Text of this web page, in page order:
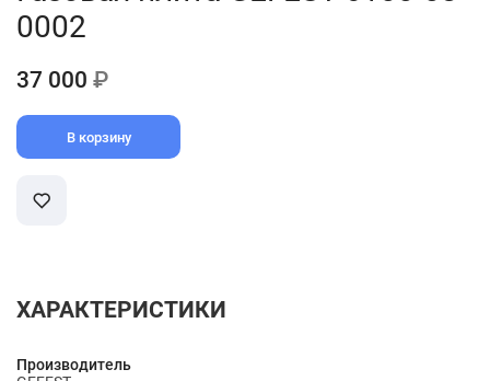
0002
37 000 ₽
В корзину
ХАРАКТЕРИСТИКИ
Производитель